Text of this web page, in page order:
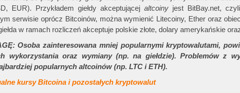
EUR). Przykładem giełdy akceptującej altcoiny jest BitBay.net,
serwisie oprócz Bitcoinów, można wymienić Litecoiny, Ether oraz
w ramach rozliczeń akceptuje polskie złote, dolary amerykańskie
Osoba zainteresowana mniej popularnymi kryptowalutami,
wykorzystania oraz wymiany (np. na giełdzie). Problemów z
popularnych altcoinów (np. LTC i ETH).
kursy Bitcoina i pozostałych kryptowalut